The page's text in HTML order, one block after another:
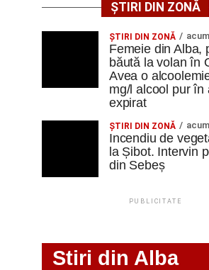
ȘTIRI DIN ZONĂ
ŞTIRI DIN ZONĂ
Femeie din Alba,
băută la volan în
Avea o
mg/l alcool pur în
expirat
ŞTIRI DIN ZONĂ
Incendiu de
la Șibot. Intervin
din Sebeș
PUBLICITATE
Stiri din Alba